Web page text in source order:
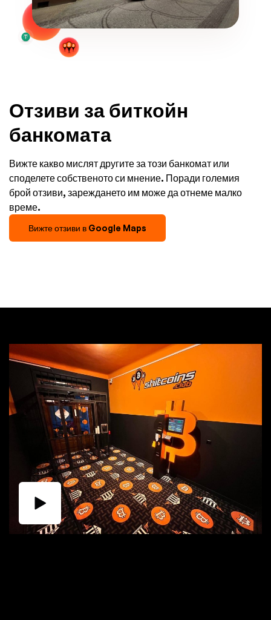
Отзиви за биткойн
банкомата
Вижте какво мислят другите за този банкомат или
споделете собственото си мнение. Поради големия
брой отзиви, зареждането им може да отнеме малко
време.
Вижте отзиви в Google Maps